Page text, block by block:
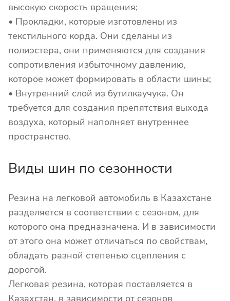
высокую скорость вращения;
• Прокладки, которые изготовлены из
текстильного корда. Они сделаны из
полиэстера, они применяются для создания
сопротивления избыточному давлению,
которое может формировать в области шины;
• Внутренний слой из бутилкаучука. Он
требуется для создания препятствия выхода
воздуха, который наполняет внутреннее
пространство.
Виды шин по сезонности
Резина на легковой автомобиль в Казахстане
разделяется в соответствии с сезоном, для
которого она предназначена. И в зависимости
от этого она может отличаться по свойствам,
обладать разной степенью сцепления с
дорогой.
Легковая резина, которая поставляется в
Казахстан, в зависимости от сезонов